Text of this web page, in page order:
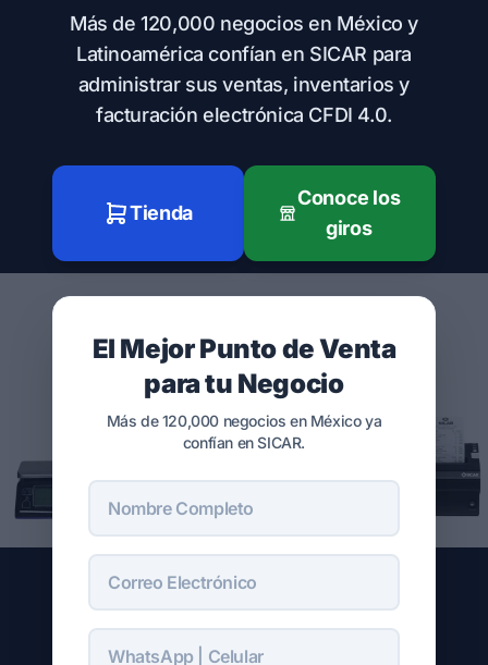
Más de 120,000 negocios en México y
Latinoamérica confían en SICAR para
administrar sus ventas, inventarios y
facturación electrónica CFDI 4.0.
Tienda
Conoce los
giros
El Mejor Punto de Venta
para tu Negocio
Más de 120,000 negocios en México ya
confían en SICAR.